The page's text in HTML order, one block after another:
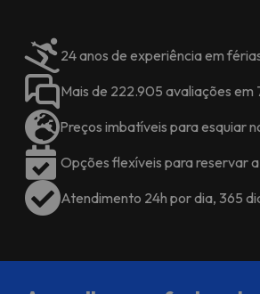
24 anos de experiência em
Mais de 222.905 avaliações em
Preços imbatíveis para esquiar
Opções flexíveis para reservar
Atendimento 24h por dia, 365